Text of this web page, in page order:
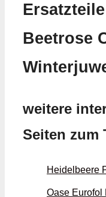
Beetrose
weitere
Seiten zum
Heidelbeere
Oase Eurofol